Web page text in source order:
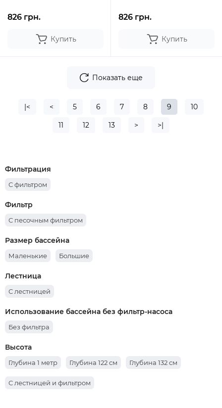
826 грн.
Купить
826 грн.
Купить
Показать еще
|< < 5 6 7 8 9 10
11 12 13 > >|
Фильтрация
С фильтром
Фильтр
С песочным фильтром
Размер бассейна
Маленькие Большие
Лестница
С лестницей
Использование бассейна без фильтр-насоса
Без фильтра
Высота
Глубина 1 метр Глубина 122 см Глубина 132 см
С лестницей и фильтром